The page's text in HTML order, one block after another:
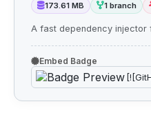
173.61 MB
1 branch
A fast dependency injector
Embed Badge